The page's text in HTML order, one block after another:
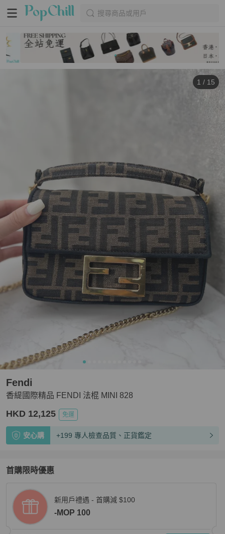
搜尋商品或用戶
1 / 15
香緹國際精品 FENDI 法棍 MINI 828
Fendi
HKD 12,125 免運
安心購 +199 專人檢查品質、正貨鑑定
首購限時優惠
新用戶禮遇 - 首購減 $100
-MOP 100